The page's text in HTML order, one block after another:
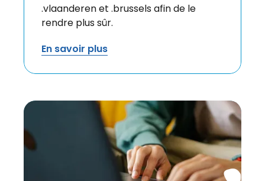
.vlaanderen et .brussels afin de le
rendre plus sûr.
En savoir plus